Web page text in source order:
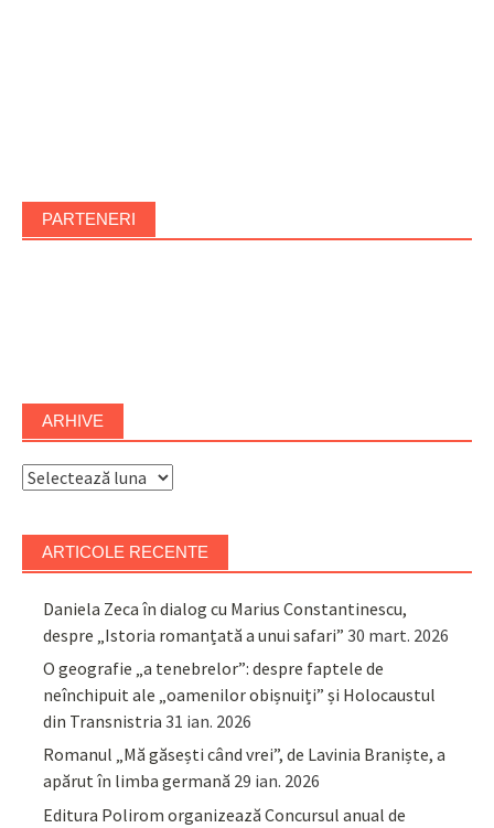
PARTENERI
ARHIVE
Arhive
ARTICOLE RECENTE
Daniela Zeca în dialog cu Marius Constantinescu,
despre „Istoria romanțată a unui safari” 30 mart. 2026
O geografie „a tenebrelor”: despre faptele de
neînchipuit ale „oamenilor obișnuiți” și Holocaustul
din Transnistria 31 ian. 2026
Romanul „Mă găsești când vrei”, de Lavinia Braniște, a
apărut în limba germană 29 ian. 2026
Editura Polirom organizează Concursul anual de